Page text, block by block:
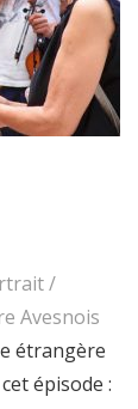
/
Avesnois
étrangère
épisode :